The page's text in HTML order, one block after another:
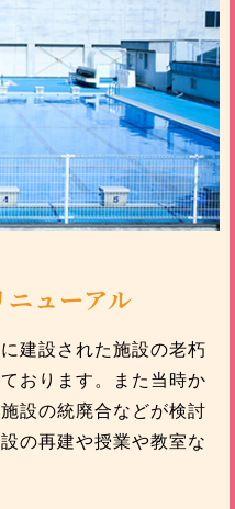
ューアル
建設された施設の老朽
おります。また当時か
設の統廃合などが検討
の再建や授業や教室な